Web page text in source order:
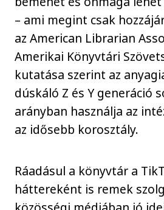
– ami megint csak
az American Librarian
Amerikai Könyvtári
kutatása szerint az
dúskáló Z és Y generáció
arányban használja az
az idősebb korosztály.
Ráadásul a könyvtár a
háttereként is remek